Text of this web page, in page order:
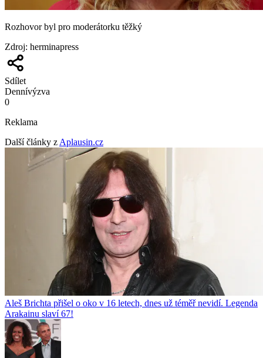
Rozhovor byl pro moderátorku těžký
Zdroj: herminapress
Sdílet
Dennívýzva
0
Reklama
Další články z Aplausin.cz
Aleš Brichta přišel o oko v 16 letech, dnes už téměř nevidí. Legenda
Arakainu slaví 67!